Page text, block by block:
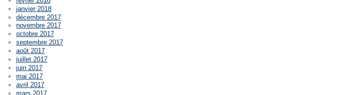
janvier 2018
décembre 2017
novembre 2017
octobre 2017
septembre 2017
août 2017
juillet 2017
juin 2017
mai 2017
avril 2017
mars 2017